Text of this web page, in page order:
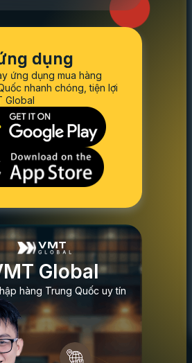
dụng
ứng dụng mua hàng
nhanh chóng, tiện lợi
Global
Global
hàng Trung Quốc uy tín